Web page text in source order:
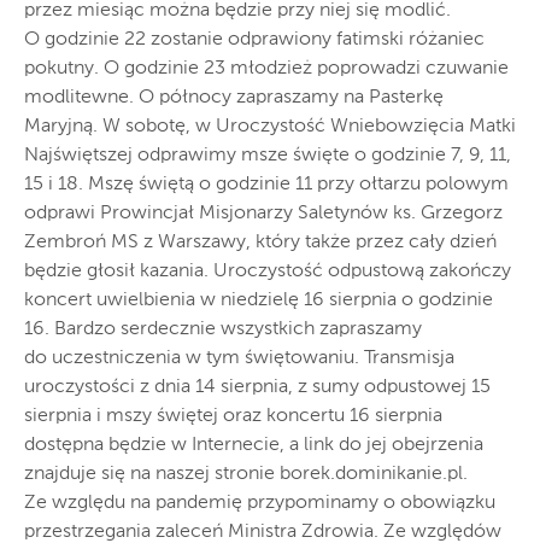
przez miesiąc można będzie przy niej się modlić.
O godzinie 22 zostanie odprawiony fatimski różaniec
pokutny. O godzinie 23 młodzież poprowadzi czuwanie
modlitewne. O północy zapraszamy na Pasterkę
Maryjną. W sobotę, w Uroczystość Wniebowzięcia Matki
Najświętszej odprawimy msze święte o godzinie 7, 9, 11,
15 i 18. Mszę świętą o godzinie 11 przy ołtarzu polowym
odprawi Prowincjał Misjonarzy Saletynów ks. Grzegorz
Zembroń MS z Warszawy, który także przez cały dzień
będzie głosił kazania. Uroczystość odpustową zakończy
koncert uwielbienia w niedzielę 16 sierpnia o godzinie
16. Bardzo serdecznie wszystkich zapraszamy
do uczestniczenia w tym świętowaniu. Transmisja
uroczystości z dnia 14 sierpnia, z sumy odpustowej 15
sierpnia i mszy świętej oraz koncertu 16 sierpnia
dostępna będzie w Internecie, a link do jej obejrzenia
znajduje się na naszej stronie borek.dominikanie.pl.
Ze względu na pandemię przypominamy o obowiązku
przestrzegania zaleceń Ministra Zdrowia. Ze względów